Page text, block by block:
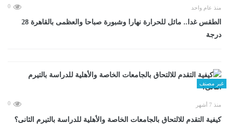
منذ عام واحد 0
الطقس غدا.. مائل للحرارة نهارا وشبورة صباحا والعظمى بالقاهرة 28
درجة
غير مصنف
منذ 7 أشهر 0
كيفية التقدم للالتحاق بالجامعات الخاصة والأهلية للدراسة بالتيرم الثانى؟